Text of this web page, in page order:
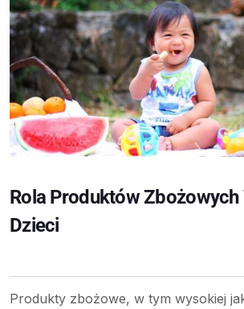
Rola Produktów Zbożowych
Dzieci
Produkty zbożowe, w tym wysokiej